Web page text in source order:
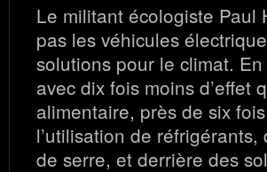
Le militant écologiste Paul
pas les véhicules
solutions pour le climat.
avec dix fois moins
alimentaire, près de six
l’utilisation de
de serre, et derrière des